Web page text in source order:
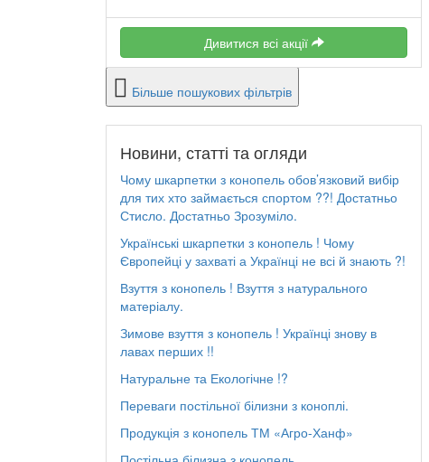
Дивитися всі акції
Більше пошукових фільтрів
Новини, статті та огляди
Чому шкарпетки з конопель обов’язковий вибір
для тих хто займається спортом ??! Достатньо
Стисло. Достатньо Зрозуміло.
Українські шкарпетки з конопель ! Чому
Європейці у захваті а Українці не всі й знають ?!
Взуття з конопель ! Взуття з натурального
матеріалу.
Зимове взуття з конопель ! Українці знову в
лавах перших !!
Натуральне та Екологічне !?
Переваги постільної білизни з коноплі.
Продукція з конопель ТМ «Агро-Ханф»